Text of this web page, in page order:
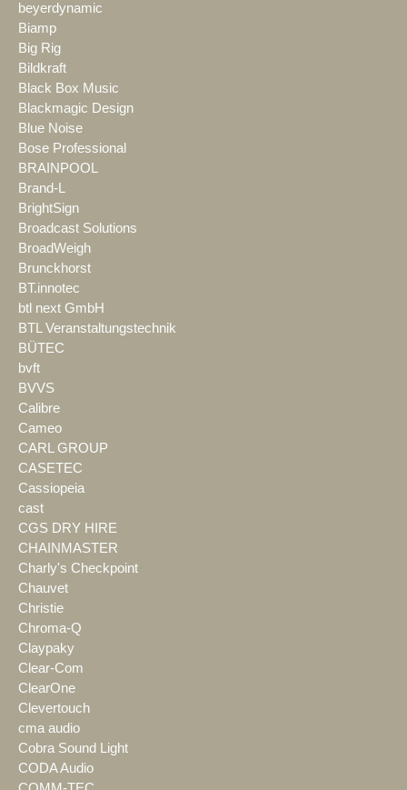
beyerdynamic
Biamp
Big Rig
Bildkraft
Black Box Music
Blackmagic Design
Blue Noise
Bose Professional
BRAINPOOL
Brand-L
BrightSign
Broadcast Solutions
BroadWeigh
Brunckhorst
BT.innotec
btl next GmbH
BTL Veranstaltungstechnik
BÜTEC
bvft
BVVS
Calibre
Cameo
CARL GROUP
CASETEC
Cassiopeia
cast
CGS DRY HIRE
CHAINMASTER
Charly's Checkpoint
Chauvet
Christie
Chroma-Q
Claypaky
Clear-Com
ClearOne
Clevertouch
cma audio
Cobra Sound Light
CODA Audio